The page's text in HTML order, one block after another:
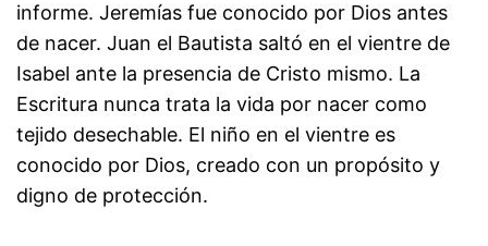
informe. Jeremías fue conocido por Dios antes
de nacer. Juan el Bautista saltó en el vientre de
Isabel ante la presencia de Cristo mismo. La
Escritura nunca trata la vida por nacer como
tejido desechable. El niño en el vientre es
conocido por Dios, creado con un propósito y
digno de protección.